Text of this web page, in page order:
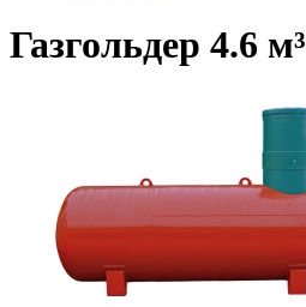
Газгольдер 4.6 м³